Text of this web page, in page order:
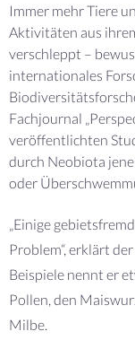
Immer mehr Tiere
Aktivitäten aus
verschleppt –
internationales
Fachjournal
veröffentlichten
durch Neobiota
oder
„Einige
Problem“, erklärt
Beispiele nennt er
Pollen, den
Milbe.